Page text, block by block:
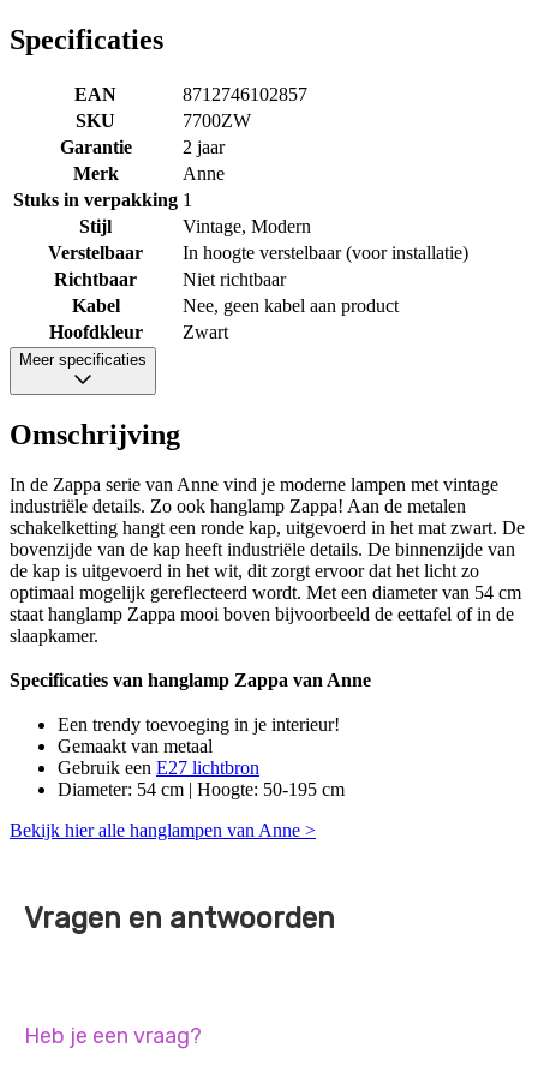
Specificaties
EAN
8712746102857
SKU
7700ZW
Garantie
2 jaar
Merk
Anne
Stuks in verpakking 1
Stijl
Vintage, Modern
Verstelbaar
In hoogte verstelbaar (voor installatie)
Richtbaar
Niet richtbaar
Kabel
Nee, geen kabel aan product
Hoofdkleur
Zwart
Meer specificaties
Omschrijving
In de Zappa serie van Anne vind je moderne lampen met vintage
industriële details. Zo ook hanglamp Zappa! Aan de metalen
schakelketting hangt een ronde kap, uitgevoerd in het mat zwart. De
bovenzijde van de kap heeft industriële details. De binnenzijde van
de kap is uitgevoerd in het wit, dit zorgt ervoor dat het licht zo
optimaal mogelijk gereflecteerd wordt. Met een diameter van 54 cm
staat hanglamp Zappa mooi boven bijvoorbeeld de eettafel of in de
slaapkamer.
Specificaties van hanglamp Zappa van Anne
Een trendy toevoeging in je interieur!
Gemaakt van metaal
Gebruik een E27 lichtbron
Diameter: 54 cm | Hoogte: 50-195 cm
Bekijk hier alle hanglampen van Anne >
Vragen en antwoorden
Heb je een vraag?